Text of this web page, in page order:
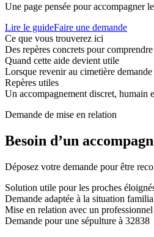
Une page pensée pour accompagner
Lire le guideFaire une demande
Ce que vous trouverez ici
Des repères concrets pour
Quand cette aide devient utile
Lorsque revenir au cimetière
Repères utiles
Un accompagnement discret, humain
Demande de mise en relation
Besoin d’un
Déposez votre demande pour être
Solution utile pour les proches
Demande adaptée à la situation
Mise en relation avec un
Demande pour une sépulture à 32838